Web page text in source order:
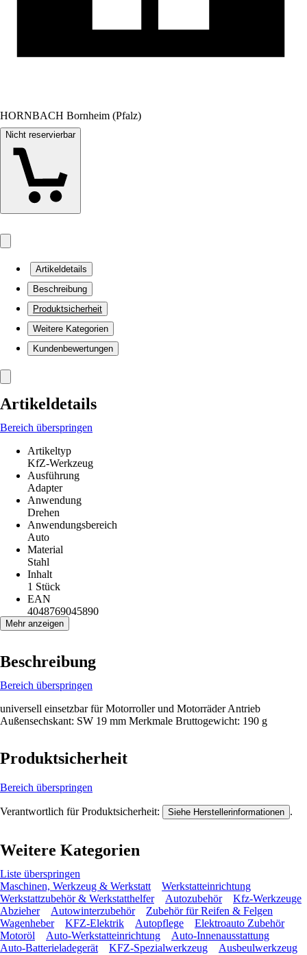
HORNBACH Bornheim (Pfalz)
Nicht reservierbar
Artikeldetails
Beschreibung
Produktsicherheit
Weitere Kategorien
Kundenbewertungen
Artikeldetails
Bereich überspringen
Artikeltyp
KfZ-Werkzeug
Ausführung
Adapter
Anwendung
Drehen
Anwendungsbereich
Auto
Material
Stahl
Inhalt
1 Stück
EAN
4048769045890
Mehr anzeigen
Beschreibung
Bereich überspringen
universell einsetzbar für Motorroller und Motorräder Antrieb
Außensechskant: SW 19 mm Merkmale Bruttogewicht: 190 g
Produktsicherheit
Bereich überspringen
Verantwortlich für Produktsicherheit: Siehe Herstellerinformationen .
Weitere Kategorien
Liste überspringen
Maschinen, Werkzeug & Werkstatt
Werkstatteinrichtung
Werkstattzubehör & Werkstatthelfer
Autozubehör
Kfz-Werkzeuge
Abzieher
Autowinterzubehör
Zubehör für Reifen & Felgen
Wagenheber
KFZ-Elektrik Autopflege
Elektroauto Zubehör
Motoröl
Auto-Werkstatteinrichtung
Auto-Innenausstattung
Auto-Batterieladegerät
KFZ-Spezialwerkzeug
Ausbeulwerkzeug